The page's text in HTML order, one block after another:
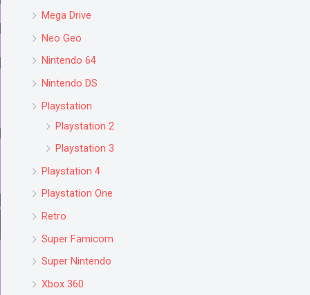
Mega Drive
Neo Geo
Nintendo 64
Nintendo DS
Playstation
Playstation 2
Playstation 3
Playstation 4
Playstation One
Retro
Super Famicom
Super Nintendo
Xbox 360